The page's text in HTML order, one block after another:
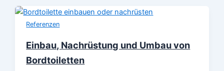
Referenzen
Einbau, Nachrüstung und Umbau von
Bordtoiletten